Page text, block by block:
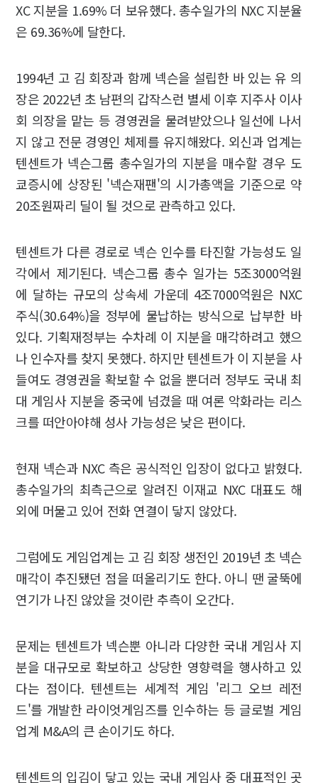
XC 지분을 1.69% 더 보유했다. 총수일가의 NXC 지분율
은 69.36%에 달한다.
1994년 고 김 회장과 함께 넥슨을 설립한 바 있는 유 의
장은 2022년 초 남편의 갑작스런 별세 이후 지주사 이사
회 의장을 맡는 등 경영권을 물려받았으나 일선에 나서
지 않고 전문 경영인 체제를 유지해왔다. 외신과 업계는
텐센트가 넥슨그룹 총수일가의 지분을 매수할 경우 도
쿄증시에 상장된 '넥슨재팬'의 시가총액을 기준으로 약
20조원짜리 딜이 될 것으로 관측하고 있다.
텐센트가 다른 경로로 넥슨 인수를 타진할 가능성도 일
각에서 제기된다. 넥슨그룹 총수 일가는 5조3000억원
에 달하는 규모의 상속세 가운데 4조7000억원은 NXC
주식(30.64%)을 정부에 물납하는 방식으로 납부한 바
있다. 기획재정부는 수차례 이 지분을 매각하려고 했으
나 인수자를 찾지 못했다. 하지만 텐센트가 이 지분을 사
들여도 경영권을 확보할 수 없을 뿐더러 정부도 국내 최
대 게임사 지분을 중국에 넘겼을 때 여론 악화라는 리스
크를 떠안아야해 성사 가능성은 낮은 편이다.
현재 넥슨과 NXC 측은 공식적인 입장이 없다고 밝혔다.
총수일가의 최측근으로 알려진 이재교 NXC 대표도 해
외에 머물고 있어 전화 연결이 닿지 않았다.
그럼에도 게임업계는 고 김 회장 생전인 2019년 초 넥슨
매각이 추진됐던 점을 떠올리기도 한다. 아니 땐 굴뚝에
연기가 나진 않았을 것이란 추측이 오간다.
문제는 텐센트가 넥슨뿐 아니라 다양한 국내 게임사 지
분을 대규모로 확보하고 상당한 영향력을 행사하고 있
다는 점이다. 텐센트는 세계적 게임 '리그 오브 레전
드'를 개발한 라이엇게임즈를 인수하는 등 글로벌 게임
업계 M&A의 큰 손이기도 하다.
텐센트의 입김이 닿고 있는 국내 게임사 중 대표적인 곳